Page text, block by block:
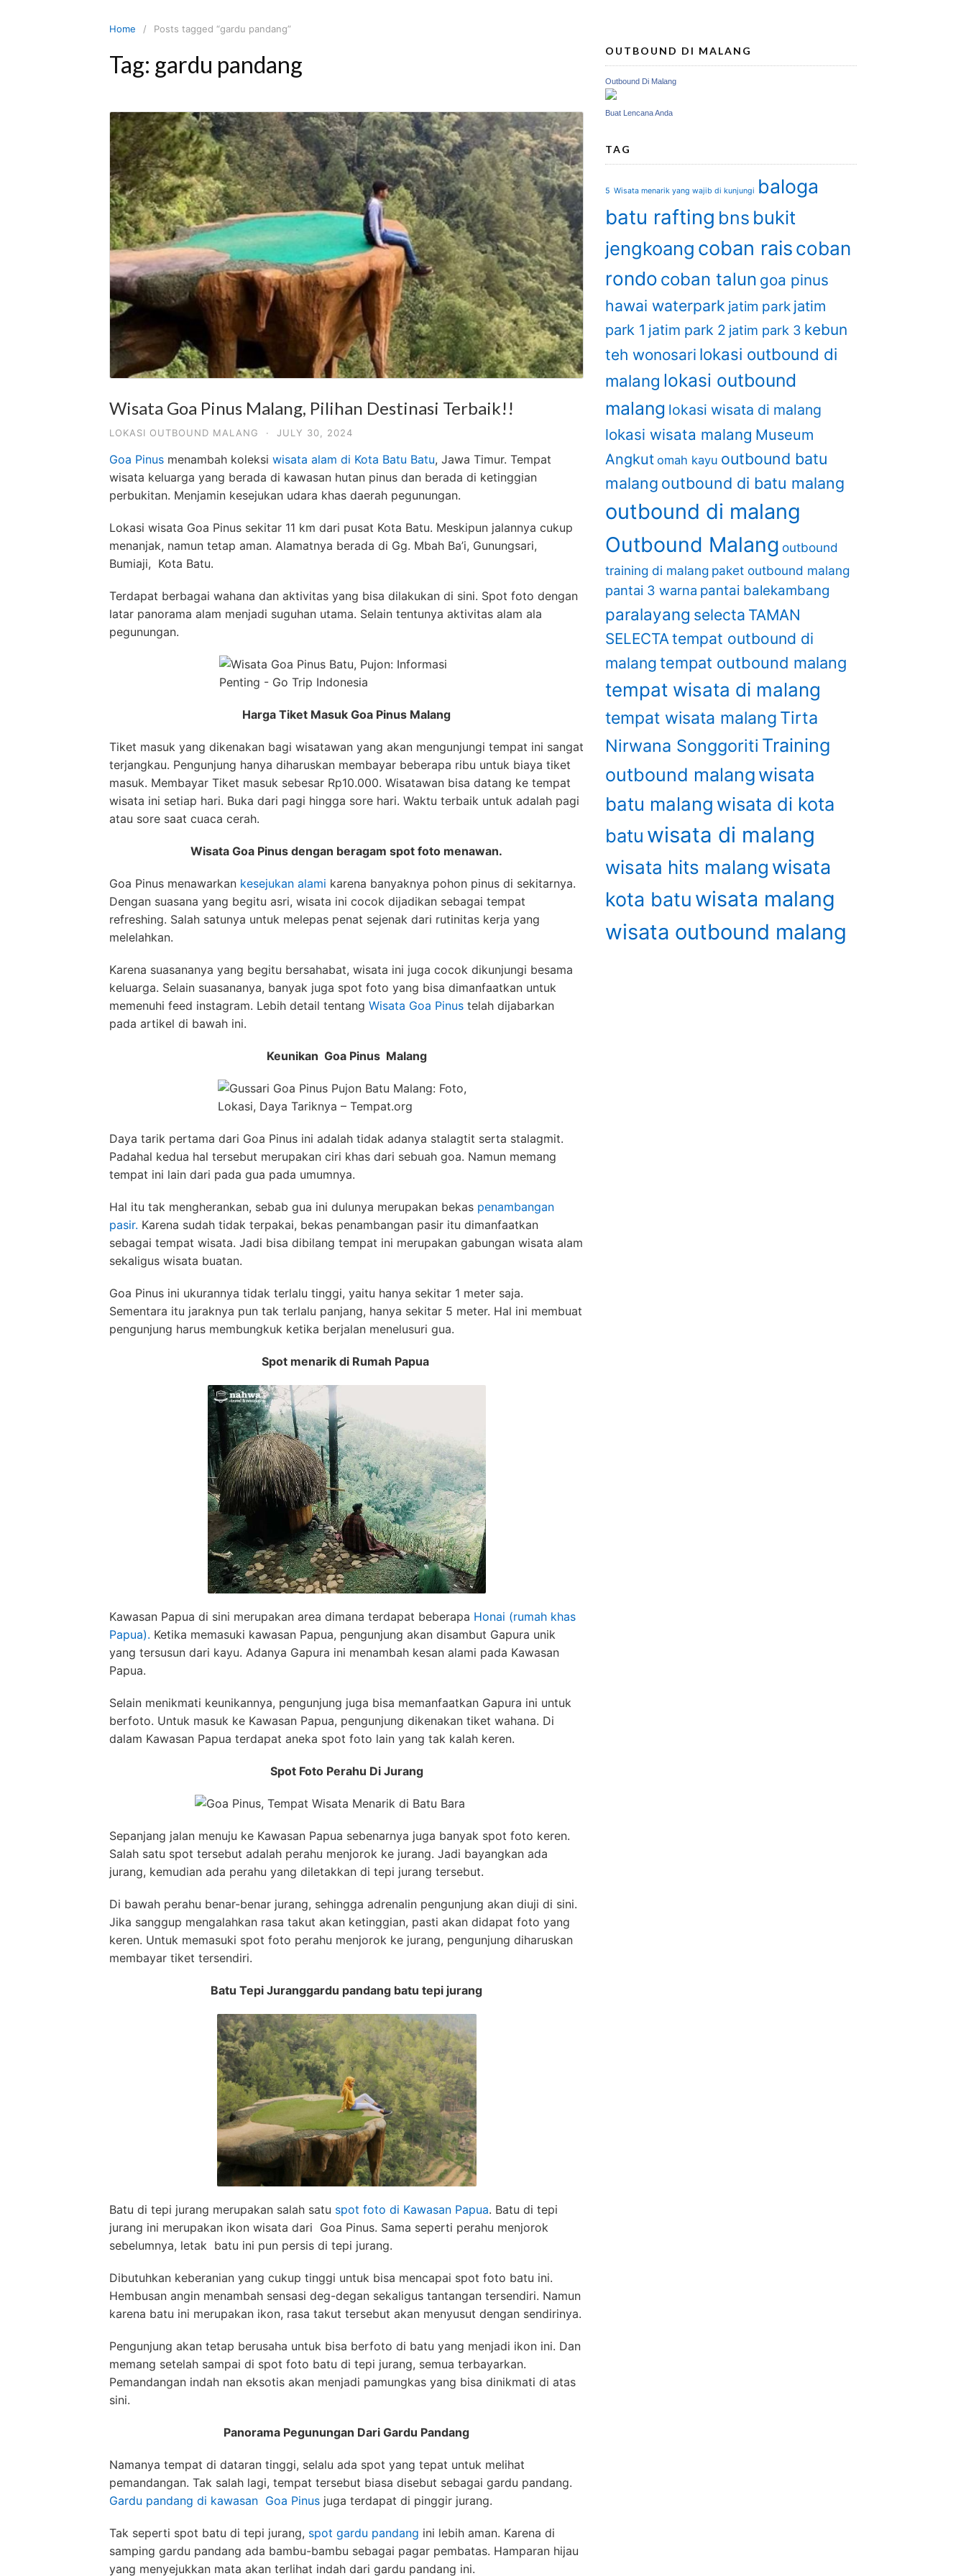
Home Posts tagged “gardu pandang”
Tag: gardu pandang
Wisata Goa Pinus Malang, Pilihan Destinasi Terbaik!!
LOKASI OUTBOUND MALANG · JULY 30, 2024
Goa Pinus menambah koleksi wisata alam di Kota Batu Batu, Jawa Timur. Tempat
wisata keluarga yang berada di kawasan hutan pinus dan berada di ketinggian
perbukitan. Menjamin kesejukan udara khas daerah pegunungan.
Lokasi wisata Goa Pinus sekitar 11 km dari pusat Kota Batu. Meskipun jalannya cukup
menanjak, namun tetap aman. Alamatnya berada di Gg. Mbah Ba’i, Gunungsari,
Bumiaji, Kota Batu.
Terdapat berbagai wahana dan aktivitas yang bisa dilakukan di sini. Spot foto dengan
latar panorama alam menjadi suguhan utama. Selain tentunya aktivitas alam ala
pegunungan.
Harga Tiket Masuk Goa Pinus Malang
Tiket masuk yang dikenakan bagi wisatawan yang akan mengunjungi tempat ini sangat
terjangkau. Pengunjung hanya diharuskan membayar beberapa ribu untuk biaya tiket
masuk. Membayar Tiket masuk sebesar Rp10.000. Wisatawan bisa datang ke tempat
wisata ini setiap hari. Buka dari pagi hingga sore hari. Waktu terbaik untuk adalah pagi
atau sore saat cuaca cerah.
Wisata Goa Pinus dengan beragam spot foto menawan.
Goa Pinus menawarkan kesejukan alami karena banyaknya pohon pinus di sekitarnya.
Dengan suasana yang begitu asri, wisata ini cocok dijadikan sebagai tempat
refreshing. Salah satunya untuk melepas penat sejenak dari rutinitas kerja yang
melelahkan.
Karena suasananya yang begitu bersahabat, wisata ini juga cocok dikunjungi besama
keluarga. Selain suasananya, banyak juga spot foto yang bisa dimanfaatkan untuk
memenuhi feed instagram. Lebih detail tentang Wisata Goa Pinus telah dijabarkan
pada artikel di bawah ini.
Keunikan Goa Pinus Malang
Daya tarik pertama dari Goa Pinus ini adalah tidak adanya stalagtit serta stalagmit.
Padahal kedua hal tersebut merupakan ciri khas dari sebuah goa. Namun memang
tempat ini lain dari pada gua pada umumnya.
Hal itu tak mengherankan, sebab gua ini dulunya merupakan bekas penambangan
pasir. Karena sudah tidak terpakai, bekas penambangan pasir itu dimanfaatkan
sebagai tempat wisata. Jadi bisa dibilang tempat ini merupakan gabungan wisata alam
sekaligus wisata buatan.
Goa Pinus ini ukurannya tidak terlalu tinggi, yaitu hanya sekitar 1 meter saja.
Sementara itu jaraknya pun tak terlalu panjang, hanya sekitar 5 meter. Hal ini membuat
pengunjung harus membungkuk ketika berjalan menelusuri gua.
Spot menarik di Rumah Papua
Kawasan Papua di sini merupakan area dimana terdapat beberapa Honai (rumah khas
Papua). Ketika memasuki kawasan Papua, pengunjung akan disambut Gapura unik
yang tersusun dari kayu. Adanya Gapura ini menambah kesan alami pada Kawasan
Papua.
Selain menikmati keunikannya, pengunjung juga bisa memanfaatkan Gapura ini untuk
berfoto. Untuk masuk ke Kawasan Papua, pengunjung dikenakan tiket wahana. Di
dalam Kawasan Papua terdapat aneka spot foto lain yang tak kalah keren.
Spot Foto Perahu Di Jurang
Sepanjang jalan menuju ke Kawasan Papua sebenarnya juga banyak spot foto keren.
Salah satu spot tersebut adalah perahu menjorok ke jurang. Jadi bayangkan ada
jurang, kemudian ada perahu yang diletakkan di tepi jurang tersebut.
Di bawah perahu benar-benar jurang, sehingga adrenalin pengunjung akan diuji di sini.
Jika sanggup mengalahkan rasa takut akan ketinggian, pasti akan didapat foto yang
keren. Untuk memasuki spot foto perahu menjorok ke jurang, pengunjung diharuskan
membayar tiket tersendiri.
Batu Tepi Juranggardu pandang batu tepi jurang
Batu di tepi jurang merupakan salah satu spot foto di Kawasan Papua. Batu di tepi
jurang ini merupakan ikon wisata dari Goa Pinus. Sama seperti perahu menjorok
sebelumnya, letak batu ini pun persis di tepi jurang.
Dibutuhkan keberanian yang cukup tinggi untuk bisa mencapai spot foto batu ini.
Hembusan angin menambah sensasi deg-degan sekaligus tantangan tersendiri. Namun
karena batu ini merupakan ikon, rasa takut tersebut akan menyusut dengan sendirinya.
Pengunjung akan tetap berusaha untuk bisa berfoto di batu yang menjadi ikon ini. Dan
memang setelah sampai di spot foto batu di tepi jurang, semua terbayarkan.
Pemandangan indah nan eksotis akan menjadi pamungkas yang bisa dinikmati di atas
sini.
Panorama Pegunungan Dari Gardu Pandang
Namanya tempat di dataran tinggi, selalu ada spot yang tepat untuk melihat
pemandangan. Tak salah lagi, tempat tersebut biasa disebut sebagai gardu pandang.
Gardu pandang di kawasan Goa Pinus juga terdapat di pinggir jurang.
Tak seperti spot batu di tepi jurang, spot gardu pandang ini lebih aman. Karena di
samping gardu pandang ada bambu-bambu sebagai pagar pembatas. Hamparan hijau
yang menyejukkan mata akan terlihat indah dari gardu pandang ini.
OUTBOUND DI MALANG
Outbound Di Malang
Buat Lencana Anda
TAG
5 Wisata menarik yang wajib di kunjungi baloga
batu rafting bns bukit
jengkoang coban raiscoban
rondo coban talun goa pinus
hawai waterpark jatim park jatim
park 1 jatim park 2 jatim park 3 kebun
teh wonosari lokasi outbound di
malang lokasi outbound
malang lokasi wisata di malang
lokasi wisata malang Museum
Angkut omah kayu outbound batu
malang outbound di batu malang
outbound di malang
Outbound Malang outbound
training di malang paket outbound malang
pantai 3 warna pantai balekambang
paralayang selecta TAMAN
SELECTAtempat outbound di
malang tempat outbound malang
tempat wisata di malang
tempat wisata malang Tirta
Nirwana Songgoriti Training
outbound malang wisata
batu malang wisata di kota
batu wisata di malang
wisata hits malang wisata
kota batu wisata malang
wisata outbound malang